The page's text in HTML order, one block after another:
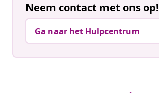
Neem contact met ons op!
Ga naar het Hulpcentrum